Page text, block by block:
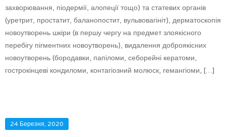
захворювання, піодермії, алопеції тощо) та статевих органів
(уретрит, простатит, баланопостит, вульвовагініт), дерматоскопія
новоутворень шкіри (в першу чергу на предмет злоякісного
перебігу пігментних новоутворень), видалення доброякісних
новоутворень (бородавки, папіломи, себорейні кератоми,
гострокінцеві кондиломи, контагіозний молюск, гемангіоми, […]
24 Березня, 2020